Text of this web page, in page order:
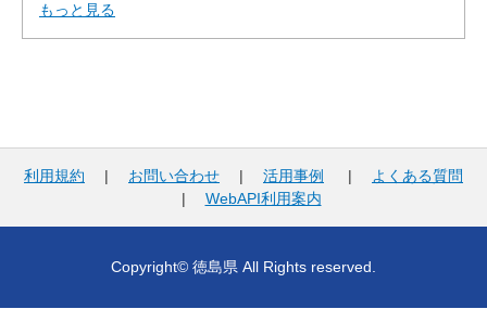
もっと見る
利用規約 | お問い合わせ | 活用事例 |
よくある質問
| WebAPI利用案内
Copyright© 徳島県 All Rights reserved.